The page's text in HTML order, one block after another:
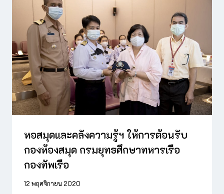
หอสมุดและคลังความรู้ฯ ให้การต้อนรับ
กองห้องสมุด กรมยุทธศึกษาทหารเรือ
กองทัพเรือ
12 พฤศจิกายน 2020